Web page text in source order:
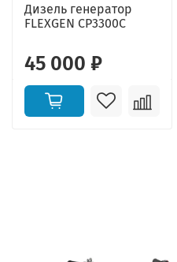
Дизель генератор
FLEXGEN CP3300C
45 000 ₽